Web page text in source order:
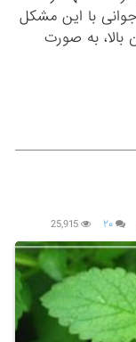
با این مشکل
به صورت
۲۰ 25,915